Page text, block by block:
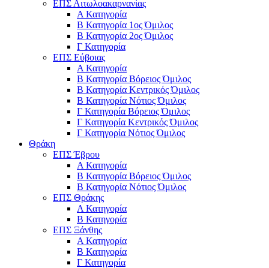
ΕΠΣ Αιτωλοακαρνανίας
Α Κατηγορία
Β Κατηγορία 1ος Όμιλος
Β Κατηγορία 2ος Όμιλος
Γ Κατηγορία
ΕΠΣ Εύβοιας
Α Κατηγορία
Β Κατηγορία Βόρειος Όμιλος
Β Κατηγορία Κεντρικός Όμιλος
Β Κατηγορία Νότιος Όμιλος
Γ Κατηγορία Βόρειος Όμιλος
Γ Κατηγορία Κεντρικός Όμιλος
Γ Κατηγορία Νότιος Όμιλος
Θράκη
ΕΠΣ Έβρου
Α Κατηγορία
Β Κατηγορία Βόρειος Όμιλος
Β Κατηγορία Νότιος Όμιλος
ΕΠΣ Θράκης
Α Κατηγορία
Β Κατηγορία
ΕΠΣ Ξάνθης
Α Κατηγορία
Β Κατηγορία
Γ Κατηγορία